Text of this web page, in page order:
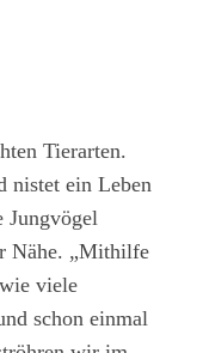
Tierarten.
nistet ein Leben
Jungvögel
Nähe. „Mithilfe
viele
schon einmal